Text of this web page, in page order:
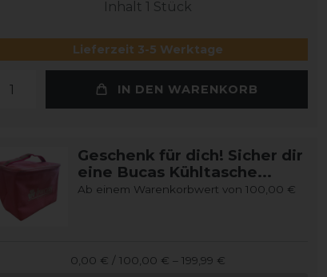
Inhalt 1 Stück
Lieferzeit 3-5 Werktage
IN DEN WARENKORB
Geschenk für dich! Sicher dir
eine Bucas Kühltasche...
Ab einem Warenkorbwert von 100,00 €
0,00 € / 100,00 € – 199,99 €